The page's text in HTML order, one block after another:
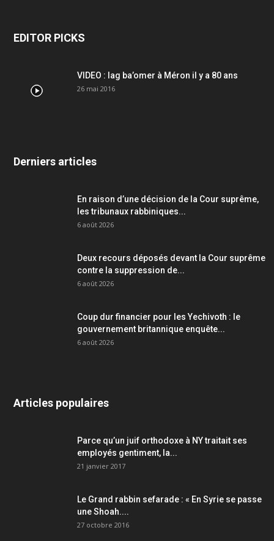
EDITOR PICKS
VIDEO : lag ba’omer à Méron il y a 80 ans
26 mai 2016
Derniers articles
En raison d’une décision de la Cour suprême,
les tribunaux rabbiniques...
6 août 2026
Deux recours déposés devant la Cour suprême
contre la suppression de...
6 août 2026
Coup dur financier pour les Yechivoth : le
gouvernement britannique enquête...
6 août 2026
Articles populaires
Parce qu’un juif orthodoxe à NY traitait ses
employés gentiment, la...
21 janvier 2017
Le Grand rabbin sefarade : « En Syrie se passe
une Shoah....
27 octobre 2016